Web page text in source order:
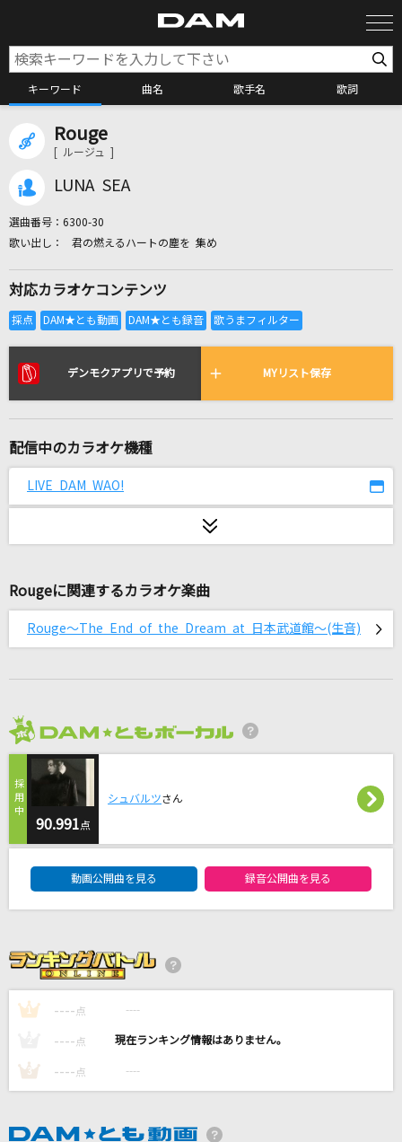
キーワード 曲名 歌手名 歌詞
全国りれき
リアルタイムで歌われている曲の一覧
[生音]ボクノート
日常
HELLO
Official髭男dism
フロム
[生音]ハッピーエンド
back number
Wildest Flower
初星学園
ラブソングに襲われる
＝LOVE
[生音]心という名の不可解
DAMの新曲・ランキングなど
Rouge
[ ルージュ ]
LUNA SEA
選曲番号： 6300-30
君の燃えるハートの塵を 集め
対応カラオケコンテンツ
デンモクアプリで予約 MYリスト保存
配信中のカラオケ機種
LIVE DAM WAO!
Rougeに関連するカラオケ楽曲
Rouge～The End of the Dream at 日本武道館～(生音)
90.991 点
シュバルツさん
動画公開曲を見る 録音公開曲を見る
1 ---- 点 ----
---- 点 ----
3 ---- 点 ----